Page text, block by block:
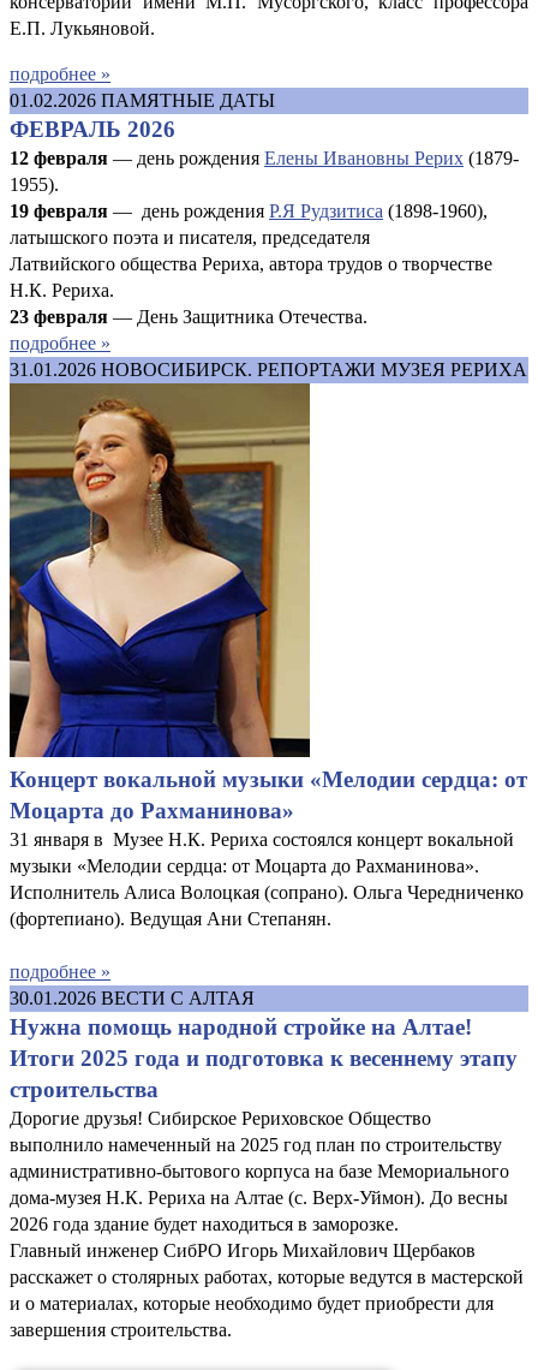
Е.П. Лукьяновой.
подробнее »
01.02.2026 ПАМЯТНЫЕ ДАТЫ
ФЕВРАЛЬ 2026
12 февраля — день рождения Елены Ивановны Рерих (1879-
1955).
19 февраля — день рождения Р.Я Рудзитиса (1898-1960),
латышского поэта и писателя, председателя
Латвийского общества Рериха, автора трудов о творчестве
Н.К. Рериха.
23 февраля — День Защитника Отечества.
подробнее »
31.01.2026 НОВОСИБИРСК. РЕПОРТАЖИ МУЗЕЯ РЕРИХА
Концерт вокальной музыки «Мелодии сердца: от
Моцарта до Рахманинова»
31 января в Музее Н.К. Рериха состоялся концерт вокальной
музыки «Мелодии сердца: от Моцарта до Рахманинова».
Исполнитель Алиса Волоцкая (сопрано). Ольга Чередниченко
(фортепиано). Ведущая Ани Степанян.
подробнее »
30.01.2026 ВЕСТИ С АЛТАЯ
Нужна помощь народной стройке на Алтае!
Итоги 2025 года и подготовка к весеннему этапу
строительства
Дорогие друзья! Сибирское Рериховское Общество
выполнило намеченный на 2025 год план по строительству
административно-бытового корпуса на базе Мемориального
дома-музея Н.К. Рериха на Алтае (с. Верх-Уймон). До весны
2026 года здание будет находиться в заморозке.
Главный инженер СибРО Игорь Михайлович Щербаков
расскажет о столярных работах, которые ведутся в мастерской
и о материалах, которые необходимо будет приобрести для
завершения строительства.